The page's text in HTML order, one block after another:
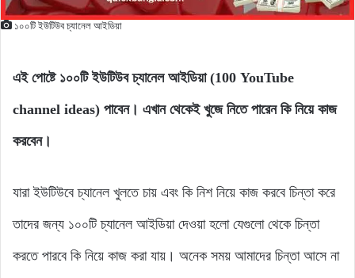
১০০টি ইউটিউব চ্যানেল আইডিয়া
এই পোষ্টে ১০০টি ইউটিউব চ্যানেল আইডিয়া (100 YouTube
channel ideas) পাবেন। এখান থেকেই খুজে নিতে পারেন কি নিয়ে কাজ
করবেন।
যারা ইউটিউবে চ্যানেল খুলতে চায় এবং কি নিশ নিয়ে কাজ করবে চিন্তা করে
তাদের জন্য ১০০টি চ্যানেল আইডিয়া দেওয়া হলো যেগুলো থেকে চিন্তা
করতে পারবে কি নিয়ে কাজ করা যায়। অনেক সময় আমাদের চিন্তা আসে না